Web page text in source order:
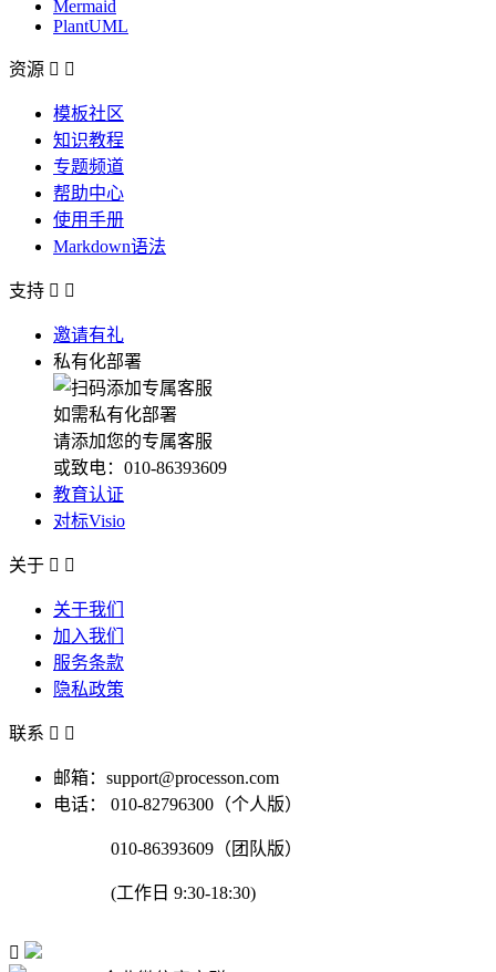
Mermaid
PlantUML
资源  
模板社区
知识教程
专题频道
帮助中心
使用手册
Markdown语法
支持  
邀请有礼
私有化部署
如需私有化部署
请添加您的专属客服
或致电：010-86393609
教育认证
对标Visio
关于  
关于我们
加入我们
服务条款
隐私政策
联系  
邮箱：support@processon.com
电话：
010-82796300（个人版）
010-86393609（团队版）
(工作日 9:30-18:30)
